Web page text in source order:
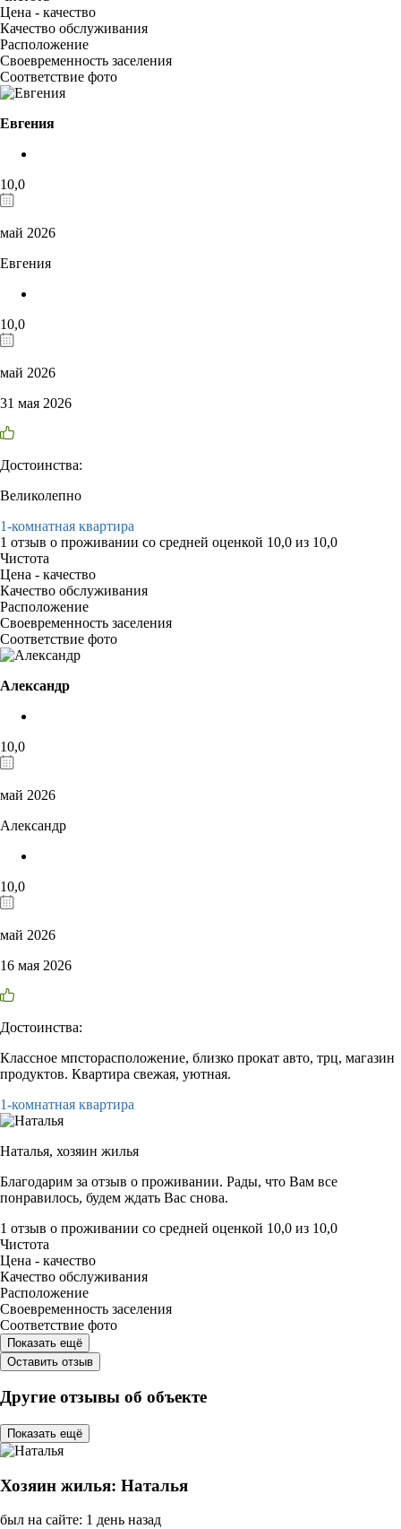
Цена - качество
Качество обслуживания
Расположение
Своевременность заселения
Соответствие фото
Евгения
10,0
май 2026
Евгения
10,0
май 2026
31 мая 2026
Достоинства:
Великолепно
1-комнатная квартира
1 отзыв о проживании со средней оценкой 10,0 из 10,0
Чистота
Цена - качество
Качество обслуживания
Расположение
Своевременность заселения
Соответствие фото
Александр
10,0
май 2026
Александр
10,0
май 2026
16 мая 2026
Достоинства:
Классное мпсторасположение, близко прокат авто, трц, магазин
продуктов. Квартира свежая, уютная.
1-комнатная квартира
Наталья, хозяин жилья
Благодарим за отзыв о проживании. Рады, что Вам все
понравилось, будем ждать Вас снова.
1 отзыв о проживании со средней оценкой 10,0 из 10,0
Чистота
Цена - качество
Качество обслуживания
Расположение
Своевременность заселения
Соответствие фото
Показать ещё
Оставить отзыв
Другие отзывы об объекте
Показать ещё
Хозяин жилья: Наталья
был на сайте: 1 день назад